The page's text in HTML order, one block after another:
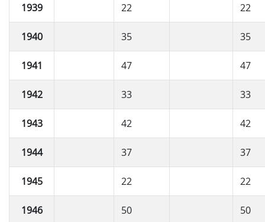
1939 22 22
1940 35 35
1941 47 47
1942 33 33
1943 42 42
1944 37 37
1945 22 22
1946 50 50